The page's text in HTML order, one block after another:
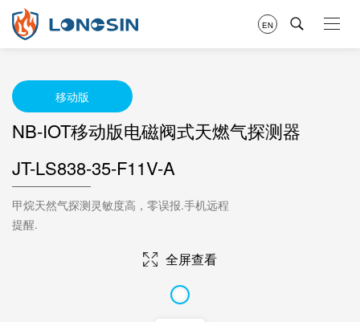
EN
移动版
NB-IOT移动版电磁阀式天燃气探测器
JT-LS838-35-F11V-A
甲烷天然气探测灵敏度高，零误报.手机远程
提醒.
全屏查看